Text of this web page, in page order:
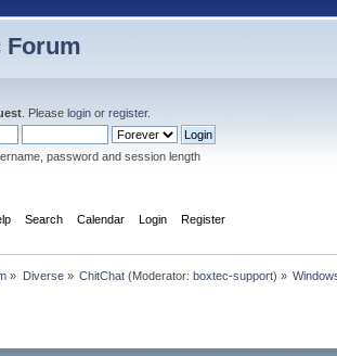
Forum
. Please login or register.
password and session length
Search Calendar Login Register
» Diverse» ChitChat(Moderator: boxtec-support) »